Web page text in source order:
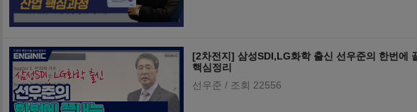
[2차전지] 삼성SDI,LG화학 출신 선우준의 한번에
핵심정리
선우준 / 조회 22556